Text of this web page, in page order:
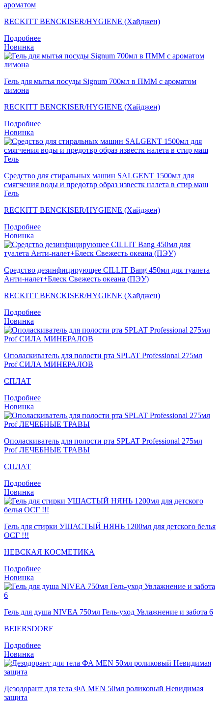
ароматом
RECKITT BENCKISER/HYGIENE (Хайджен)
Подробнее
Новинка
Гель для мытья посуды Signum 700мл в ПММ с ароматом
лимона
RECKITT BENCKISER/HYGIENE (Хайджен)
Подробнее
Новинка
Средство для стиральных машин SALGENT 1500мл для
смягчения воды и предотвр образ известк налета в стир маш
Гель
RECKITT BENCKISER/HYGIENE (Хайджен)
Подробнее
Новинка
Средство дезинфицирующее CILLIT Bang 450мл для туалета
Анти-налет+Блеск Свежесть океана (ПЭУ)
RECKITT BENCKISER/HYGIENE (Хайджен)
Подробнее
Новинка
Ополаскиватель для полости рта SPLAT Professional 275мл
Prof СИЛА МИНЕРАЛОВ
СПЛАТ
Подробнее
Новинка
Ополаскиватель для полости рта SPLAT Professional 275мл
Prof ЛЕЧЕБНЫЕ ТРАВЫ
СПЛАТ
Подробнее
Новинка
Гель для стирки УШАСТЫЙ НЯНЬ 1200мл для детского белья
ОСГ !!!
НЕВСКАЯ КОСМЕТИКА
Подробнее
Новинка
Гель для душа NIVEA 750мл Гель-уход Увлажнение и забота 6
BEIERSDORF
Подробнее
Новинка
Дезодорант для тела ФА MEN 50мл роликовый Невидимая
защита